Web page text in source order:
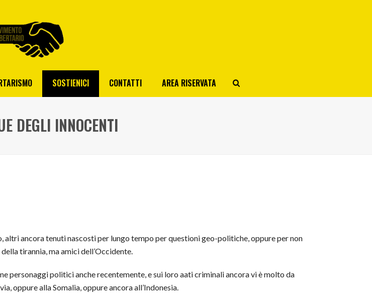
SOSTIENICI CONTATTI AREA RISERVATA
DEGLI INNOCENTI
altri ancora tenuti nascosti per lungo tempo per questioni geo-politiche, oppure per non
tirannia, ma amici dell’Occidente.
personaggi politici anche recentemente, e sui loro aati criminali ancora vi è molto da
oppure alla Somalia, oppure ancora all’Indonesia.